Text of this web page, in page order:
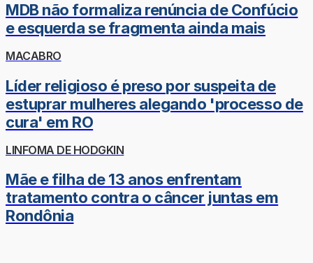
MDB não formaliza renúncia de Confúcio
e esquerda se fragmenta ainda mais
MACABRO
Líder religioso é preso por suspeita de
estuprar mulheres alegando 'processo de
cura' em RO
LINFOMA DE HODGKIN
Mãe e filha de 13 anos enfrentam
tratamento contra o câncer juntas em
Rondônia